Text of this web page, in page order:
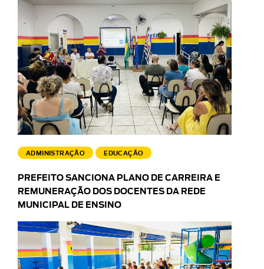
ADMINISTRAÇÃO EDUCAÇÃO
PREFEITO SANCIONA PLANO DE CARREIRA E
REMUNERAÇÃO DOS DOCENTES DA REDE
MUNICIPAL DE ENSINO